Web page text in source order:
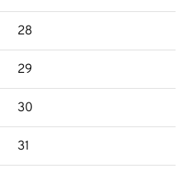
28
29
30
31